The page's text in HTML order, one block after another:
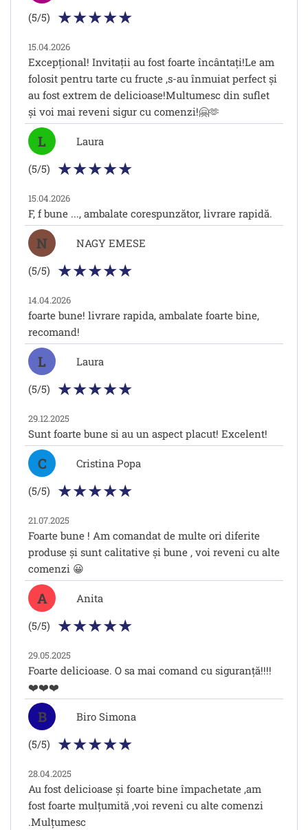
(5/5)
15.04.2026
Excepțional! Invitații au fost foarte încântați!Le am
folosit pentru tarte cu fructe ,s-au înmuiat perfect și
au fost extrem de delicioase!Multumesc din suflet
și voi mai reveni sigur cu comenzi!🤗🫶
L
Laura
(5/5)
15.04.2026
F, f bune ..., ambalate corespunzător, livrare rapidă.
N
NAGY EMESE
(5/5)
14.04.2026
foarte bune! livrare rapida, ambalate foarte bine,
recomand!
L
Laura
(5/5)
29.12.2025
Sunt foarte bune si au un aspect placut! Excelent!
C
Cristina Popa
(5/5)
21.07.2025
Foarte bune ! Am comandat de multe ori diferite
produse și sunt calitative și bune , voi reveni cu alte
comenzi 😀
A
Anita
(5/5)
29.05.2025
Foarte delicioase. O sa mai comand cu siguranță!!!!
❤️❤️❤️
B
Biro Simona
(5/5)
28.04.2025
Au fost delicioase și foarte bine împachetate ,am
fost foarte mulțumită ,voi reveni cu alte comenzi
.Mulțumesc